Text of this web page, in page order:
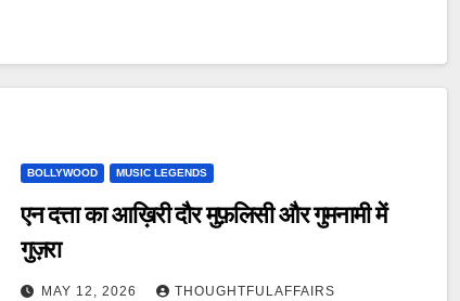
BOLLYWOOD MUSIC LEGENDS
एन दत्ता का आख़िरी दौर मुफ़लिसी और गुमनामी में
गुज़रा
MAY 12, 2026 THOUGHTFULAFFAIRS